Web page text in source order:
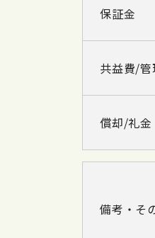
保証金
共益費/管
償却/礼金
備考・そ